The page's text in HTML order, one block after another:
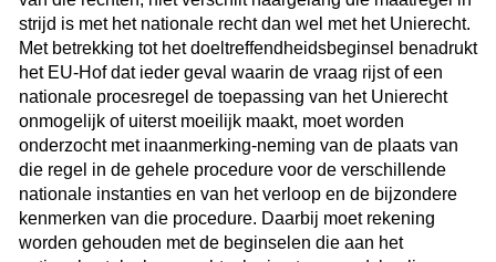
strijd is met het nationale recht dan wel met het Unierecht.
Met betrekking tot het doeltreffendheidsbeginsel benadrukt
het EU-Hof dat ieder geval waarin de vraag rijst of een
nationale procesregel de toepassing van het Unierecht
onmogelijk of uiterst moeilijk maakt, moet worden
onderzocht met inaanmerking-neming van de plaats van
die regel in de gehele procedure voor de verschillende
nationale instanties en van het verloop en de bijzondere
kenmerken van die procedure. Daarbij moet rekening
worden gehouden met de beginselen die aan het